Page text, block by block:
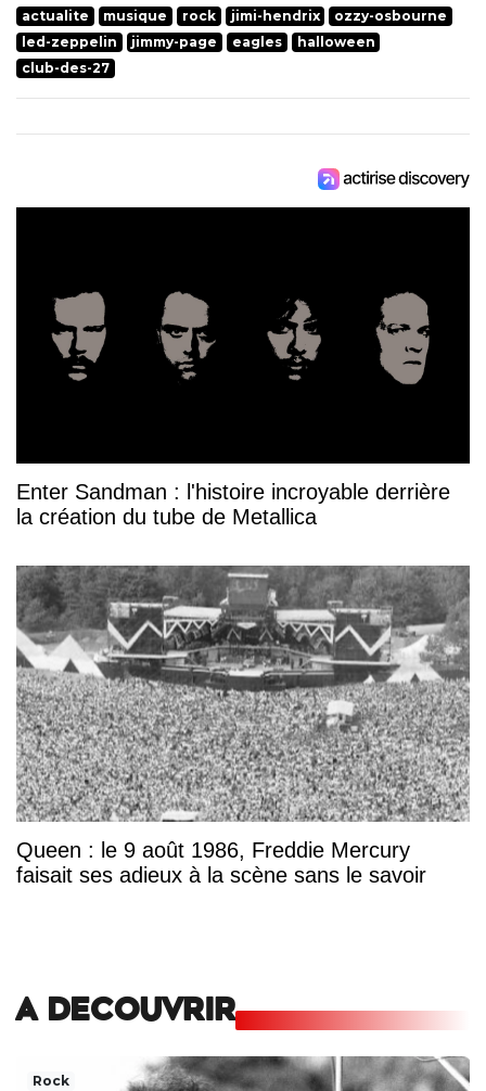
actualite musique rock jimi-hendrix
ozzy-osbourne
led-zeppelin
jimmy-page eagles
halloween
club-des-27
Enter Sandman : l'histoire incroyable derrière
la création du tube de Metallica
Queen : le 9 août 1986, Freddie Mercury
faisait ses adieux à la scène sans le savoir
A DECOUVRIR
Rock